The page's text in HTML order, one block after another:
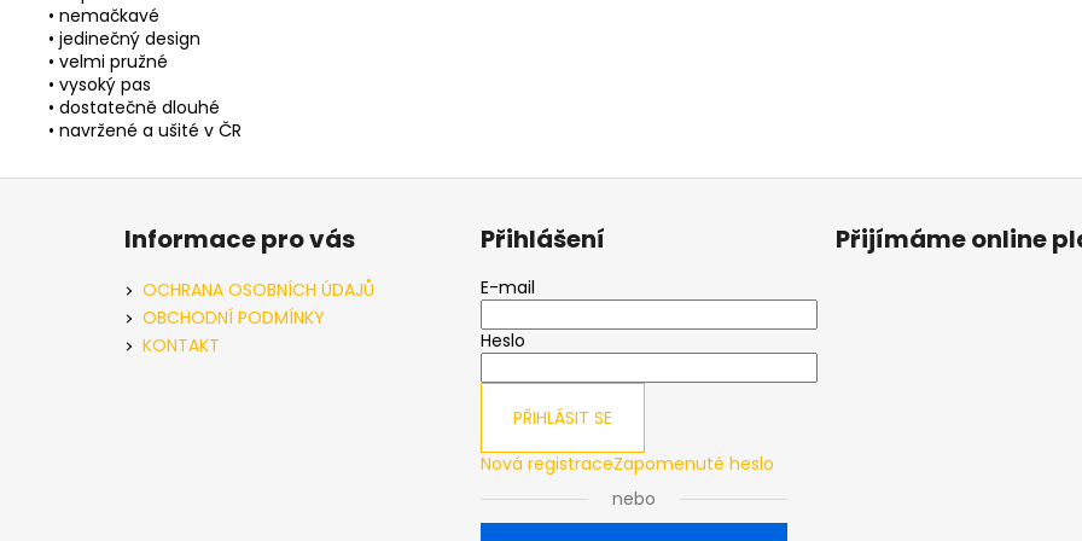
• nemačkavé
• jedinečný design
• velmi pružné
• vysoký pas
• dostatečně dlouhé
• navržené a ušité v ČR
Z
Informace pro vás
OCHRANA OSOBNÍCH ÚDAJŮ
OBCHODNÍ PODMÍNKY
KONTAKT
Přihlášení
E-mail
Heslo
PŘIHLÁSIT SE
Nová registraceZapomenuté heslo
nebo
Přijímáme online